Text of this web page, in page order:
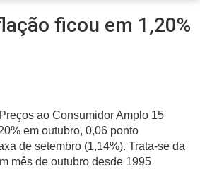
ficou em 1,20%
ao Consumidor Amplo 15
em outubro, 0,06 ponto
de setembro (1,14%). Trata-se da
mês de outubro desde 1995